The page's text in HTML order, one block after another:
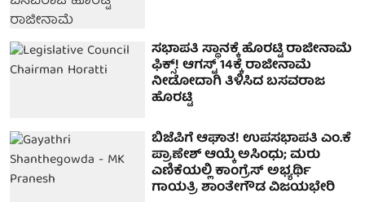
ಸಭಾಪತಿ ಸ್ಥಾನಕ್ಕೆ ಹೊರಟ್ಟಿ ರಾಜೀನಾಮೆ
ಫಿಕ್ಸ್! ಆಗಸ್ಟ್ 14ಕ್ಕೆ ರಾಜೀನಾಮೆ
ನೀಡೋದಾಗಿ ತಿಳಿಸಿದ ಬಸವರಾಜ
ಹೊರಟ್ಟಿ
ಬಿಜೆಪಿಗೆ ಆಘಾತ! ಉಪಸಭಾಪತಿ ಎಂ.ಕೆ
ಪ್ರಾಣೇಶ್ ಆಯ್ಕೆ ಅಸಿಂಧು; ಮರು
ಎಣಿಕೆಯಲ್ಲಿ ಕಾಂಗ್ರೆಸ್ ಅಭ್ಯರ್ಥಿ
ಗಾಯತ್ರಿ ಶಾಂತೇಗೌಡ ವಿಜಯಭೇರಿ